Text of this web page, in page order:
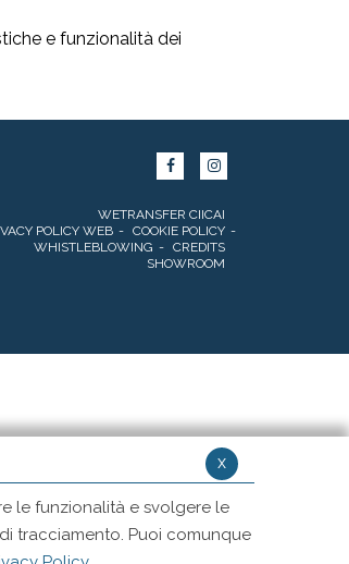
e funzionalità dei
WETRANSFER CIICAI
POLICY WEB
COOKIE POLICY
WHISTLEBLOWING
CREDITS
SHOWROOM
x
le funzionalità e svolgere le
tracciamento. Puoi comunque